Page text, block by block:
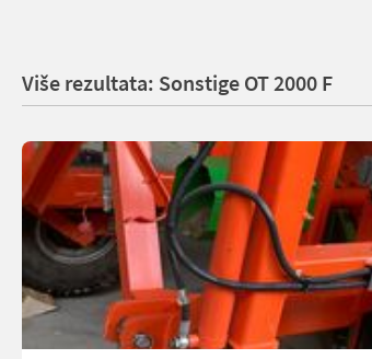
Više rezultata: Sonstige OT 2000 F